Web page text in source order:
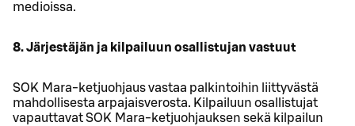
medioissa.
8. Järjestäjän ja kilpailuun osallistujan vastuut
SOK Mara-ketjuohjaus vastaa palkintoihin liittyvästä
mahdollisesta arpajaisverosta. Kilpailuun osallistujat
vapauttavat SOK Mara-ketjuohjauksen sekä kilpailun